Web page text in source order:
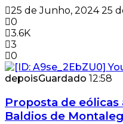
25 de Junho, 2024 25
0
3.6K
3
0
depoisGuardado 12:58
Proposta de
Baldios de